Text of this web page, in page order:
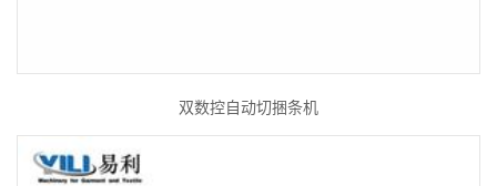
双数控自动切捆条机